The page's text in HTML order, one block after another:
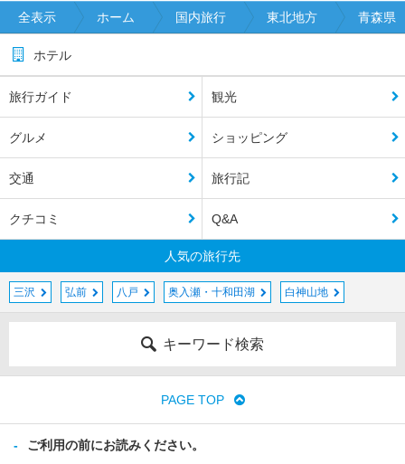
全表示 ホーム 国内旅行 東北地方 青森県
ホテル
旅行ガイド 観光
グルメ ショッピング
交通 旅行記
クチコミ Q&A
人気の旅行先
三沢 弘前 八戸 奥入瀬・十和田湖 白神山地
キーワード検索
PAGE TOP
ご利用の前にお読みください。